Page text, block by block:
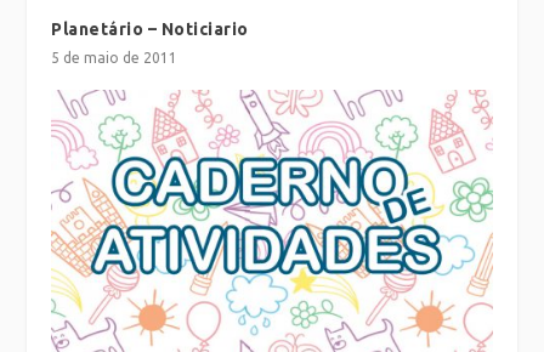
Planetário – Noticiario
5 de maio de 2011